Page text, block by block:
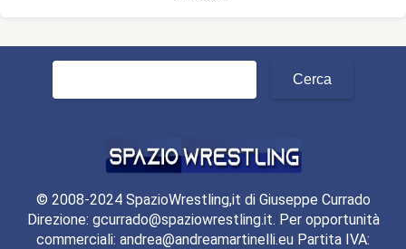
Ricerca
© 2008-2024 SpazioWrestling,it di Giuseppe Currado
Direzione: gcurrado@spaziowrestling.it. Per opportunità
commerciali: andrea@andreamartinelli.eu Partita IVA: